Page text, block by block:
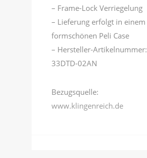
– Frame-Lock Verriegelung
– Lieferung erfolgt in einem
formschönen Peli Case
– Hersteller-Artikelnummer:
33DTD-02AN
Bezugsquelle:
www.klingenreich.de